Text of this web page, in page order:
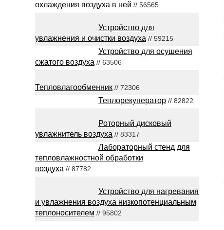
охлаждения воздуха в ней // 56565
Устройство для
увлажнения и очистки воздуха // 59215
Устройство для осушения
сжатого воздуха // 63506
Тепловлагообменник // 72306
Теплорекуператор // 82822
Роторный дисковый
увлажнитель воздуха // 83317
Лабораторный стенд для
тепловлажностной обработки
воздуха // 87782
Устройство для нагревания
и увлажнения воздуха низкопотенциальным
теплоносителем // 95802